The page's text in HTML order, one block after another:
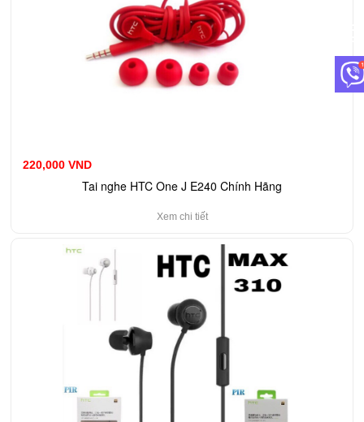
220,000 VND
Tai nghe HTC One J E240 Chính Hãng
Xem chi tiết